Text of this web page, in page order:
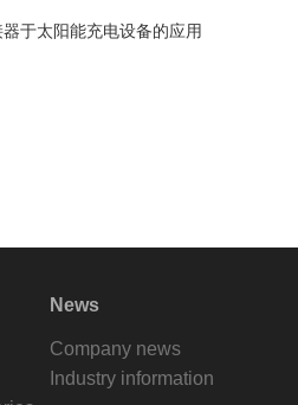
于太阳能充电设备的应用
News
Company news
Industry information